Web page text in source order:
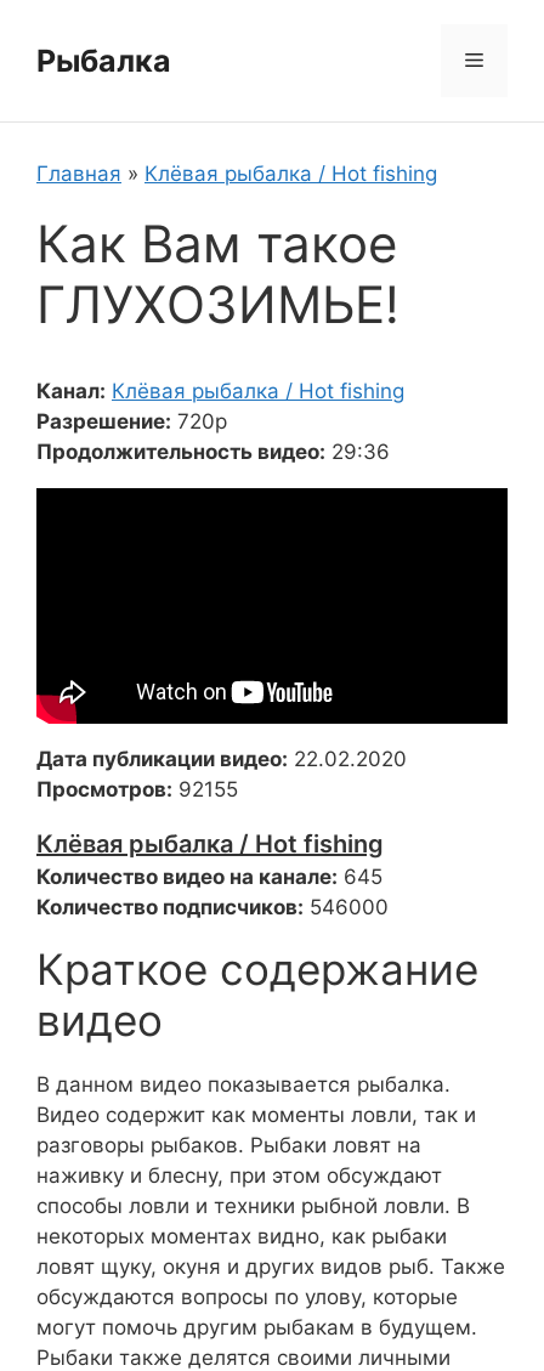
содержимому
Рыбалка Меню
Главная » Клёвая рыбалка / Hot fishing
Как Вам такое
ГЛУХОЗИМЬЕ!
Канал: Клёвая рыбалка / Hot fishing
Разрешение: 720p
Продолжительность видео: 29:36
Дата публикации видео: 22.02.2020
Просмотров: 92155
Клёвая рыбалка / Hot fishing
Количество видео на канале: 645
Количество подписчиков: 546000
Краткое содержание
видео
В данном видео показывается рыбалка.
Видео содержит как моменты ловли, так и
разговоры рыбаков. Рыбаки ловят на
наживку и блесну, при этом обсуждают
способы ловли и техники рыбной ловли. В
некоторых моментах видно, как рыбаки
ловят щуку, окуня и других видов рыб. Также
обсуждаются вопросы по улову, которые
могут помочь другим рыбакам в будущем.
Рыбаки также делятся своими личными